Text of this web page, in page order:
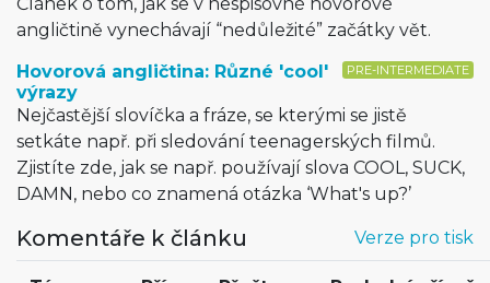
angličtině vynechávají “nedůležité” začátky vět.
PRE-INTERMEDIATE
Hovorová angličtina: Různé 'cool'
výrazy
Nejčastější slovíčka a fráze, se kterými se jistě
setkáte např. při sledování teenagerských filmů.
Zjistíte zde, jak se např. používají slova COOL, SUCK,
DAMN, nebo co znamená otázka ‘What's up?’
Verze pro tisk
Komentáře k článku